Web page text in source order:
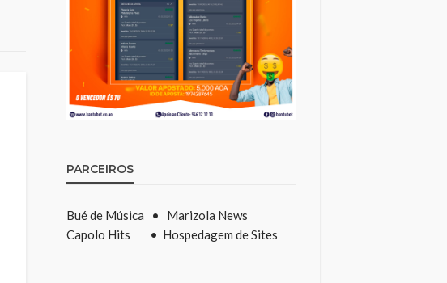
PARCEIROS
Bué de Música • Marizola News
Capolo Hits • Hospedagem de Sites